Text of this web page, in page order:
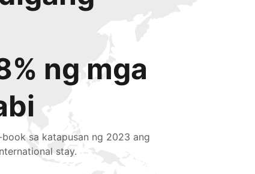
ng mga
book sa katapusan ng 2023 ang
stay.